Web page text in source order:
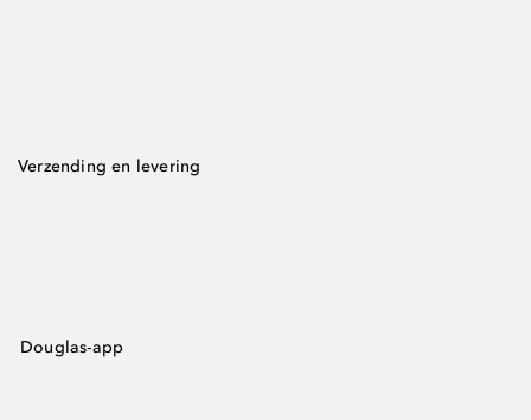
Verzending en levering
Douglas-app